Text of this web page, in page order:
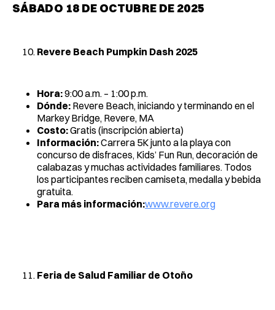
SÁBADO 18 DE OCTUBRE DE 2025
Revere Beach Pumpkin Dash 2025
Hora:9:00 a.m. – 1:00 p.m.
Dónde: Revere Beach, iniciando y terminando en el
Markey Bridge, Revere, MA
Costo:Gratis (inscripción abierta)
Información:Carrera 5K junto a la playa con
concurso de disfraces, Kids’ Fun Run, decoración de
calabazas y muchas actividades familiares. Todos
los participantes reciben camiseta, medalla y bebida
gratuita.
Para más información:www.revere.org
Feria de Salud Familiar de Otoño